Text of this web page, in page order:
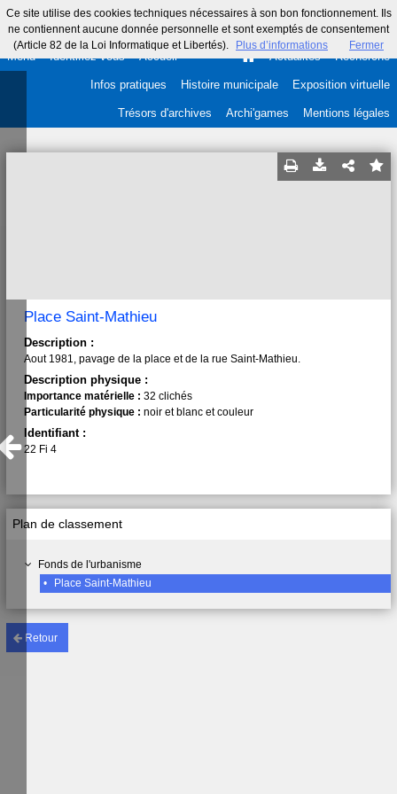
Ce site utilise des cookies techniques nécessaires à son bon fonctionnement. Ils
ne contiennent aucune donnée personnelle et sont exemptés de consentement
(Article 82 de la Loi Informatique et Libertés).
Plus d’informations Fermer
Menu Identifiez-vous Accueil Actualités Recherche
Infos pratiques Histoire municipale Exposition virtuelle
Trésors d'archives Archi'games Mentions légales
Retour
Plan de classement
Fonds de l'urbanisme
•
Place Saint-Mathieu
Place Saint-Mathieu
Description :
Aout 1981, pavage de la place et de la rue Saint-Mathieu.
Description physique :
Importance matérielle : 32 clichés
Particularité physique : noir et blanc et couleur
Identifiant :
22 Fi 4